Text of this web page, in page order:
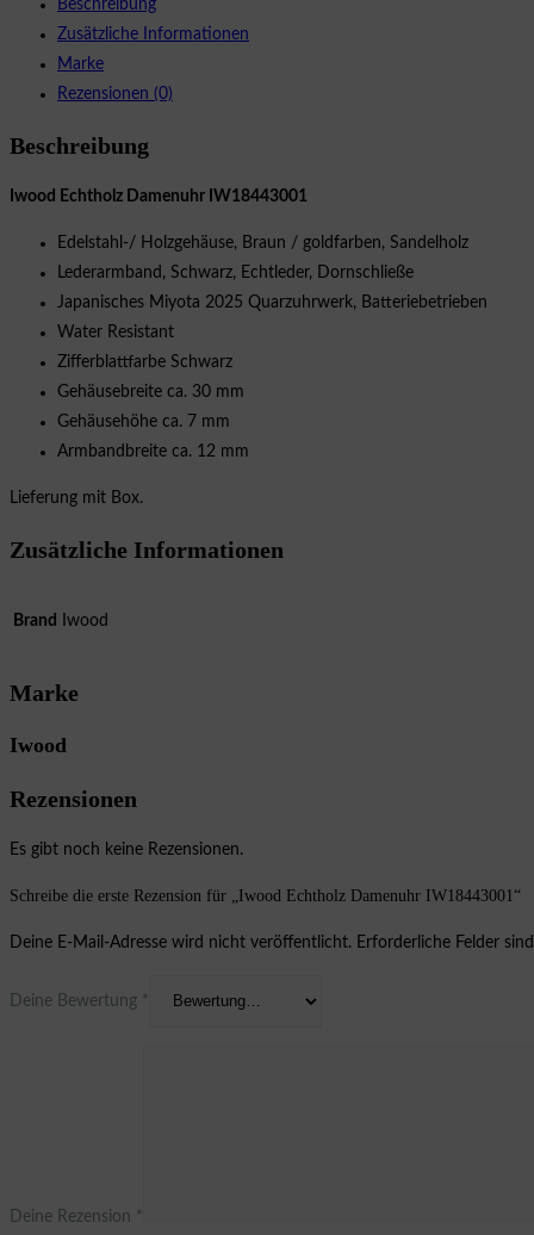
Beschreibung
Zusätzliche Informationen
Marke
Rezensionen (0)
Beschreibung
Iwood Echtholz Damenuhr IW18443001
Edelstahl-/ Holzgehäuse, Braun / goldfarben, Sandelholz
Lederarmband, Schwarz, Echtleder, Dornschließe
Japanisches Miyota 2025 Quarzuhrwerk, Batteriebetrieben
Water Resistant
Zifferblattfarbe Schwarz
Gehäusebreite ca. 30 mm
Gehäusehöhe ca. 7 mm
Armbandbreite ca. 12 mm
Lieferung mit Box.
Zusätzliche Informationen
Brand Iwood
Marke
Iwood
Rezensionen
Es gibt noch keine Rezensionen.
Schreibe die erste Rezension für „Iwood Echtholz Damenuhr IW18443001“
Deine E-Mail-Adresse wird nicht veröffentlicht. Erforderliche Felder
Deine Bewertung *
Deine Rezension *